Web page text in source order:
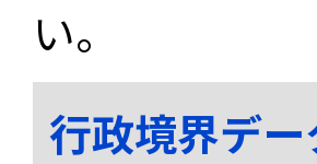
い。
行政境界デ